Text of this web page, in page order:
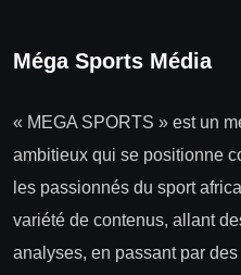
Méga Sports Média
« MEGA SPORTS » est un
ambitieux qui se positionne
les passionnés du sport
variété de contenus, allant
analyses, en passant par